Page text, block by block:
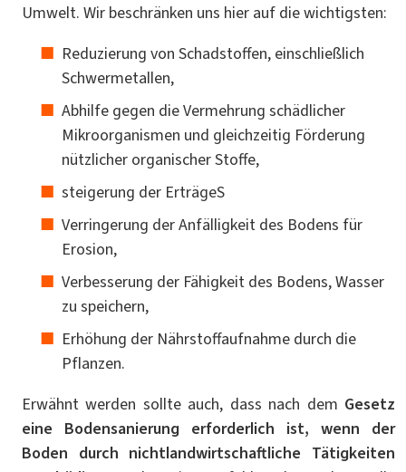
Umwelt. Wir beschränken uns hier auf die wichtigsten:
Reduzierung von Schadstoffen, einschließlich
Schwermetallen,
Abhilfe gegen die Vermehrung schädlicher
Mikroorganismen und gleichzeitig Förderung
nützlicher organischer Stoffe,
steigerung der ErträgeS
Verringerung der Anfälligkeit des Bodens für
Erosion,
Verbesserung der Fähigkeit des Bodens, Wasser
zu speichern,
Erhöhung der Nährstoffaufnahme durch die
Pflanzen.
Erwähnt werden sollte auch, dass nach dem Gesetz
eine Bodensanierung erforderlich ist, wenn der
Boden durch nichtlandwirtschaftliche Tätigkeiten